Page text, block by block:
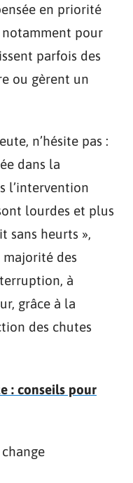
en priorité
notamment pour
parfois des
ou gèrent un
n’hésite pas :
dans la
l’intervention
lourdes et plus
sans heurts »,
des
à
grâce à la
des chutes
: conseils pour